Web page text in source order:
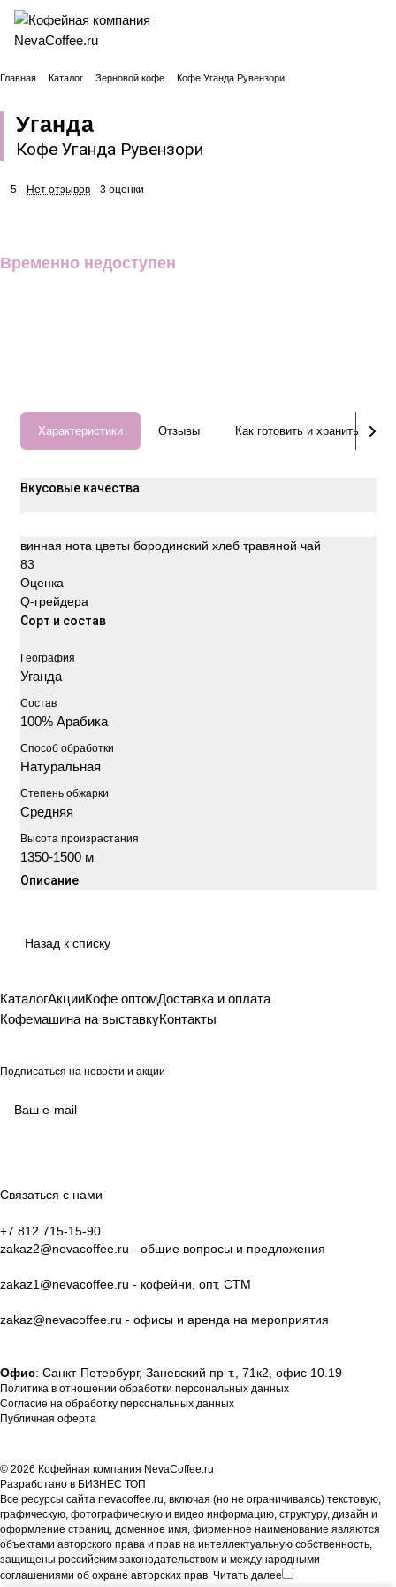
Главная Каталог Зерновой кофе Кофе Уганда Рувензори
Уганда
Кофе Уганда Рувензори
5 Нет отзывов 3 оценки
Временно недоступен
Характеристики Отзывы Как готовить и хранить
Вкусовые качества
винная нота цветы бородинский хлеб травяной чай
83
Оценка
Q-грейдера
Сорт и состав
География
Уганда
Состав
100% Арабика
Способ обработки
Натуральная
Степень обжарки
Средняя
Высота произрастания
1350-1500 м
Описание
Назад к списку
КаталогАкцииКофе оптомДоставка и оплата
Кофемашина на выставкуКонтакты
Подписаться на новости и акции
Связаться с нами
+7 812 715-15-90
zakaz2@nevacoffee.ru - общие вопросы и предложения
zakaz1@nevacoffee.ru - кофейни, опт, СТМ
zakaz@nevacoffee.ru - офисы и аренда на мероприятия
Офис: Санкт-Петербург, Заневский пр-т., 71к2, офис 10.19
Политика в отношении обработки персональных данных
Согласие на обработку персональных данных
Публичная оферта
© 2026 Кофейная компания NevaCoffee.ru
Разработано в БИЗНЕС ТОП
Все ресурсы сайта nevacoffee.ru, включая (но не ограничиваясь) текстовую,
графическую, фотографическую и видео информацию, структуру, дизайн и
оформление страниц, доменное имя, фирменное наименование являются
объектами авторского права и прав на интеллектуальную собственность,
защищены российским законодательством и международными
соглашениями об охране авторских прав. Читать далее